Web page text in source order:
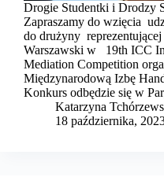
Drogie Studentki i Drodzy
Zapraszamy do wzięcia
do drużyny
Warszawski w 19th ICC
Mediation Competition
Międzynarodową Izbę
Konkurs odbędzie się w
Katarzyna
18 października,